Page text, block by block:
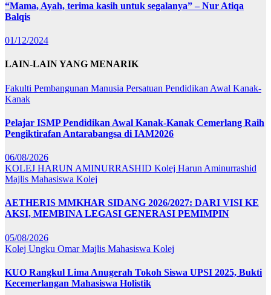
“Mama, Ayah, terima kasih untuk segalanya” – Nur Atiqa
Balqis
01/12/2024
LAIN-LAIN YANG MENARIK
Fakulti Pembangunan Manusia Persatuan Pendidikan Awal Kanak-
Kanak
Pelajar ISMP Pendidikan Awal Kanak-Kanak Cemerlang Raih
Pengiktirafan Antarabangsa di IAM2026
06/08/2026
KOLEJ HARUN AMINURRASHID Kolej Harun Aminurrashid
Majlis Mahasiswa Kolej
AETHERIS MMKHAR SIDANG 2026/2027: DARI VISI KE
AKSI, MEMBINA LEGASI GENERASI PEMIMPIN
05/08/2026
Kolej Ungku OmarMajlis Mahasiswa Kolej
KUO Rangkul Lima Anugerah Tokoh Siswa UPSI 2025, Bukti
Kecemerlangan Mahasiswa Holistik